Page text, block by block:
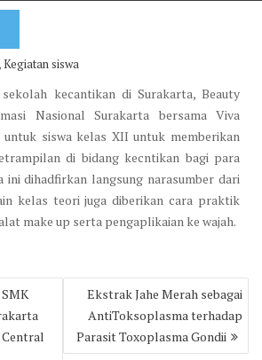
,Kegiatan siswa
kecantikan di Surakarta, Beauty
Nasional Surakarta bersama Viva
untuk siswa kelas XII untuk memberikan
di bidang kecntikan bagi para
ini dihadfirkan langsung narasumber dari
kelas teori juga diberikan cara praktik
make up serta pengaplikaian ke wajah.
Central
Ekstrak Jahe Merah sebagai
AntiToksoplasma terhadap
Parasit Toxoplasma Gondii